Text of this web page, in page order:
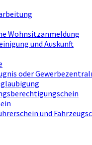
Wohnsitzanmeldung
und Auskunft
oder
und